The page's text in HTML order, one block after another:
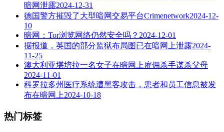
暗网泄露2024-12-31
德国警方摧毁了大型暗网交易平台Crimenetwork2024-12-
10
暗网：Tor浏览网络仍然安全吗？ 2024-12-01
据报道，英国的部分监狱布局图已在暗网上泄露2024-
11-25
澳大利亚堪培拉一名女子在暗网上雇佣杀手谋杀父母
2024-11-01
科罗拉多州医疗系统遭黑客攻击，患者和员工信息被发
布在暗网上2024-10-18
热门标签